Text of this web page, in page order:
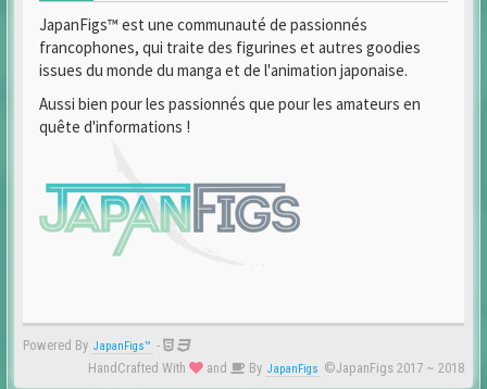
JapanFigs™ est une communauté de passionnés
francophones, qui traite des figurines et autres goodies
issues du monde du manga et de l'animation japonaise.
Aussi bien pour les passionnés que pour les amateurs en
quête d'informations !
Powered By JapanFigs™ -
HandCrafted With
and By JapanFigs ©JapanFigs 2017 ~ 2018